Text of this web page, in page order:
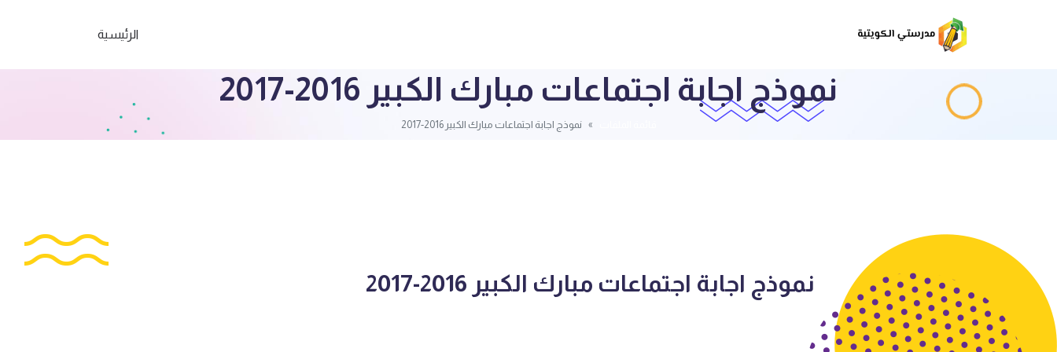
الرئيسية
نموذج اجابة اجتماعات مبارك الكبير 2016-2017
نموذج اجابة اجتماعات مبارك الكبير 2016-2017
نموذج اجابة اجتماعات مبارك الكبير 2016-2017